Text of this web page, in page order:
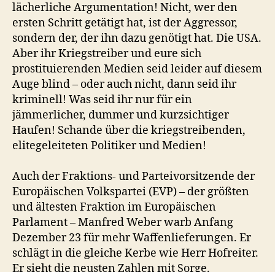
lächerliche Argumentation! Nicht, wer den
ersten Schritt getätigt hat, ist der Aggressor,
sondern der, der ihn dazu genötigt hat. Die USA.
Aber ihr Kriegstreiber und eure sich
prostituierenden Medien seid leider auf diesem
Auge blind – oder auch nicht, dann seid ihr
kriminell! Was seid ihr nur für ein
jämmerlicher, dummer und kurzsichtiger
Haufen! Schande über die kriegstreibenden,
elitegeleiteten Politiker und Medien!
Auch der Fraktions- und Parteivorsitzende der
Europäischen Volkspartei (EVP) – der größten
und ältesten Fraktion im Europäischen
Parlament – Manfred Weber warb Anfang
Dezember 23 für mehr Waffenlieferungen. Er
schlägt in die gleiche Kerbe wie Herr Hofreiter.
Er sieht die neusten Zahlen mit Sorge.